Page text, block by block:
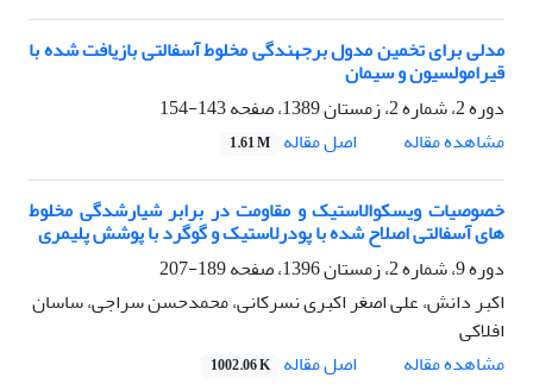
مدلی برای تخمین مدول برجهندگی مخلوط آسفالتی بازیافت شده با
قیرامولسیون و سیمان
دوره 2، شماره 2، زمستان 1389، صفحه
143-154
مشاهده مقاله
اصل مقاله 1.61 M
خصوصیات ویسکوالاستیک و مقاومت در برابر شیارشدگی مخلوط
های آسفالتی اصلاح شده با پودرلاستیک و گوگرد با پوشش پلیمری
دوره 9، شماره 2، زمستان 1396، صفحه
189-207
اکبر دانش، علی اصغر اکبری نسرکانی، محمدحسن سراجی، ساسان
افلاکی
مشاهده مقاله
اصل مقاله 1002.06 K